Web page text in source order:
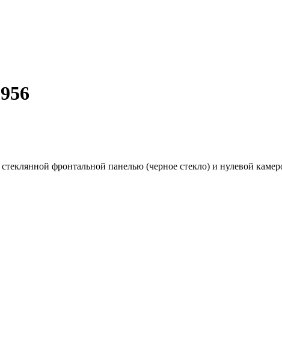
фронтальной панелью (черное стекло) и нулевой